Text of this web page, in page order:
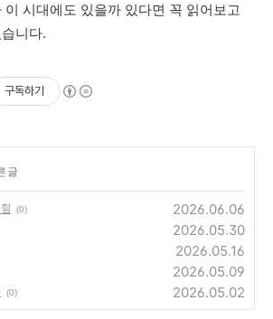
이 시대에도 있을까 있다면 꼭 읽어보고
니다.
구독하기
글
(0) 2026.06.06
2026.05.30
2026.05.16
2026.05.09
(0) 2026.05.02